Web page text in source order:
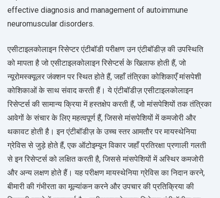
effective diagnosis and management of autoimmune
neuromuscular disorders.
एसीटाइलकोलाइन रिसेप्टर एंटीबॉडी परीक्षण उन एंटीबॉडीज़ की उपस्थिति
को मापता है जो एसीटाइलकोलाइन रिसेप्टर्स के खिलाफ होती हैं, जो
न्यूरोमस्क्यूलर जंक्शन पर स्थित होते हैं, जहाँ तंत्रिका कोशिकाएँ मांसपेशी
कोशिकाओं के साथ संवाद करती हैं। ये एंटीबॉडीज़ एसीटाइलकोलाइन
रिसेप्टर्स की सामान्य क्रिया में हस्तक्षेप करती हैं, जो मांसपेशियों तक तंत्रिका
आवेगों के संचार के लिए महत्वपूर्ण हैं, जिससे मांसपेशियों में कमजोरी और
थकावट होती है। इन एंटीबॉडीज़ के उच्च स्तर आमतौर पर मायस्थेनिया
ग्रेविस से जुड़े होते हैं, एक ऑटोइम्यून विकार जहाँ प्रतिरक्षा प्रणाली गलती
से इन रिसेप्टर्स को लक्षित करती है, जिससे मांसपेशियों में अस्थिर कमजोरी
और अन्य लक्षण होते हैं। यह परीक्षण मायस्थेनिया ग्रेविस का निदान करने,
बीमारी की गंभीरता का मूल्यांकन करने और उपचार की प्रतिक्रिया की